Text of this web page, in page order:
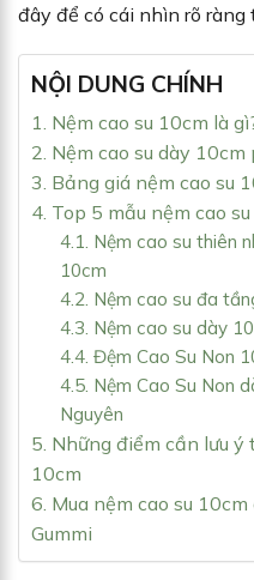
đây để có cái nhìn rõ ràng
NỘI DUNG CHÍNH
1. Nệm cao su 10cm là
2. Nệm cao su dày
3. Bảng giá nệm cao su
4. Top 5 mẫu nệm cao
4.1. Nệm cao su thiên
10cm
4.2. Nệm cao su đa
4.3. Nệm cao su dày
4.4. Đệm Cao Su Non
4.5. Nệm Cao Su Non
Nguyên
5. Những điểm cần lưu ý
10cm
6. Mua nệm cao su
Gummi